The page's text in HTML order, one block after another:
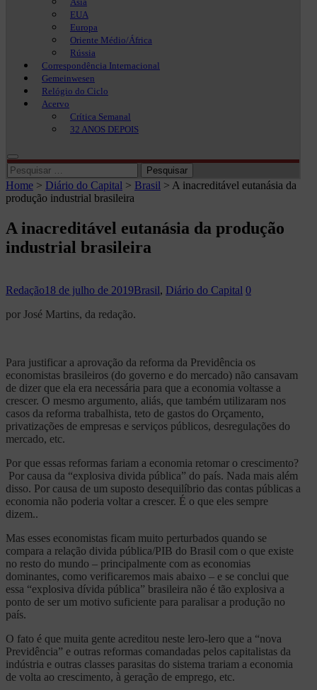
EUA
Europa
Oriente Médio/África
Rússia
Correspondência Internacional
Gemeinwesen
Relógio do Ciclo
Acervo
Crítica Semanal
32 ANOS DEPOIS
Pesquisar
por:
Home > Diário do Capital > Brasil > A inacreditável eutanásia da
produção industrial brasileira
A inacreditável eutanásia da produção
industrial brasileira
Redação18 de julho de 2019Brasil, Diário do Capital 0
por José Martins, da redação.
Para justificar a aprovação da reforma da Previdência os
economistas brasileiros (do governo e do mercado) não cansavam
de dizer que ela era necessária para que a economia voltasse a
crescer. O mesmo argumento, aliás, que também utilizaram nos
casos da reforma trabalhista, teto de gastos do Orçamento,
privatizações de empresas e serviços públicos, desregulações do
mercado, etc.
Por que essas reformas fariam a economia retomar o crescimento?
Por causa da “explosiva divida pública” do país. Nada mais além
disso. Por causa de um suposto desequilíbrio das contas públicas a
economia não poderia voltar a crescer. É o que eles sempre
dizem..
Mas esses economistas ficam muito perturbados quando se
compara a relação divida pública/PIB do Brasil com o que existe
no resto do mundo – principalmente com as economias
dominantes, como verificaremos mais abaixo – e se conclui que
essa “explosiva dívida pública” brasileira não é tão explosiva a
ponto de ser um motivo suficiente para paralisar a produção no
país.
O fato é que muita gente acreditou neste lero-lero que a “nova
Previdência” e outras reformas comandadas pelos capitalistas da
indústria e outras classes parasitas do sistema trariam a economia
de volta ao crescimento, à geração de emprego, etc.